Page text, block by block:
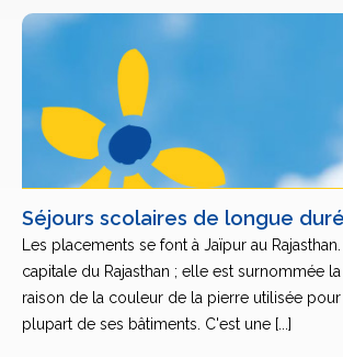
Séjours scolaires de longue
Les placements se font à Jaïpur au
capitale du Rajasthan ; elle est surnommée
raison de la couleur de la pierre utilisée
plupart de ses bâtiments. C'est une [...]